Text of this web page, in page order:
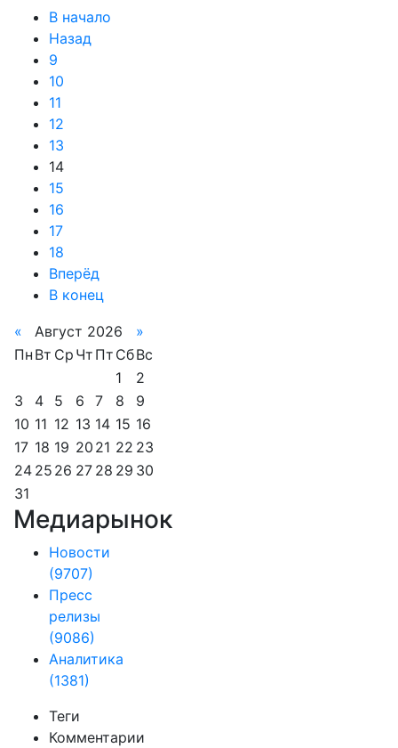
В начало
Назад
9
10
11
12
13
14
15
16
17
18
Вперёд
В конец
« Август 2026
»
Пн Вт Ср Чт Пт СбВс
1
2
3
4 5 6 7 8
9
10 11 12 13 14 15 16
17 18 19 20 21 22 23
24 25 26 27 28 29 30
31
Медиарынок
Новости
(9707)
Пресс
релизы
(9086)
Аналитика
(1381)
Теги
Комментарии